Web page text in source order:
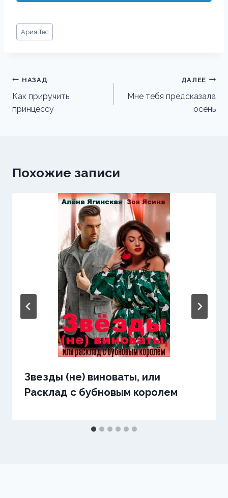
Метки
записи:
Ария Тес
Навигация
по
записям
НАЗАД
Как приручить
принцессу
ДАЛЕЕ
Мне тебя предсказала
осень
Похожие записи
Звезды (не) виноваты, или
Расклад с бубновым королем